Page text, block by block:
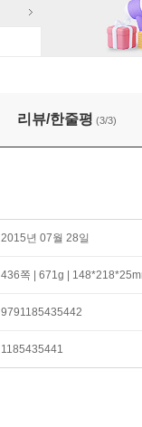
리뷰/한줄평 (3/3)
2015년 07월 28일
436쪽 | 671g |
9791185435442
1185435441